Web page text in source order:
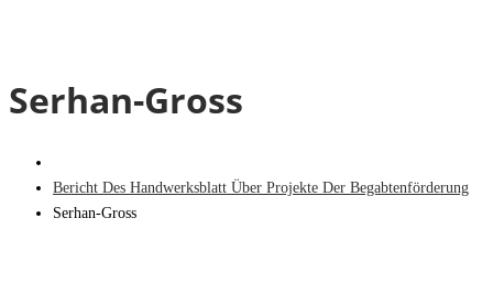
Serhan-Gross
Bericht Des Handwerksblatt Über Projekte Der Begabtenförderung
Serhan-Gross